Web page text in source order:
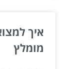
איך
מומלץ